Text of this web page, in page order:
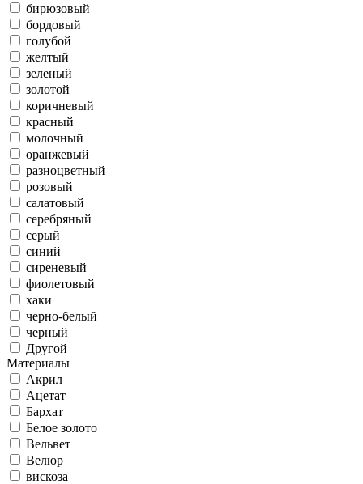
бирюзовый
бордовый
голубой
желтый
зеленый
золотой
коричневый
красный
молочный
оранжевый
разноцветный
розовый
салатовый
серебряный
серый
синий
сиреневый
фиолетовый
хаки
черно-белый
черный
Другой
Материалы
Акрил
Ацетат
Бархат
Белое золото
Вельвет
Велюр
вискоза